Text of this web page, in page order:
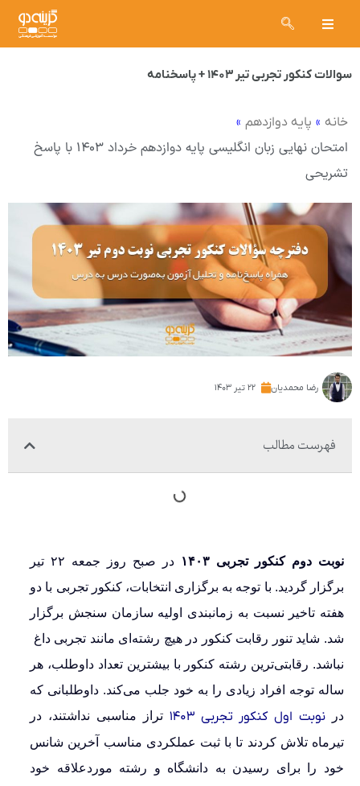
سوالات کنکور تجربی تیر ۱۴۰۳ + پاسخنامه
خانه » پایه دوازدهم »
امتحان نهایی زبان انگلیسی پایه دوازدهم خرداد ۱۴۰۳ با پاسخ
تشریحی
رضا محمدیان ۲۲ تیر ۱۴۰۳
فهرست مطالب
نوبت دوم کنکور تجربی ۱۴۰۳
در صبح روز جمعه ۲۲ تیر
برگزار گردید. با توجه به برگزاری انتخابات، کنکور تجربی با دو
هفته تاخیر نسبت به زمانبندی اولیه سازمان سنجش برگزار
شد. شاید تنور رقابت کنکور در هیچ رشته‌ای مانند تجربی داغ
نباشد. رقابتی‌ترین رشته کنکور با بیشترین تعداد داوطلب، هر
ساله توجه افراد زیادی را به خود جلب می‌کند. داوطلبانی که
در نوبت اول کنکور تجربی ۱۴۰۳
تراز مناسبی نداشتند، در
تیرماه تلاش کردند تا با ثبت عملکردی مناسب آخرین شانس
خود را برای رسیدن به دانشگاه و رشته موردعلاقه خود